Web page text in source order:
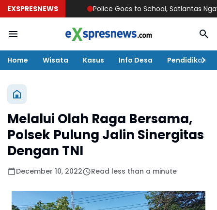
EXSPRESNEWS Police Goes to School, Satlantas Ngawi
Home Wisata Kasus Info Desa Pendidikan
Melalui Olah Raga Bersama,
Polsek Pulung Jalin Sinergitas
Dengan TNI
December 10, 2022 Read less than a minute